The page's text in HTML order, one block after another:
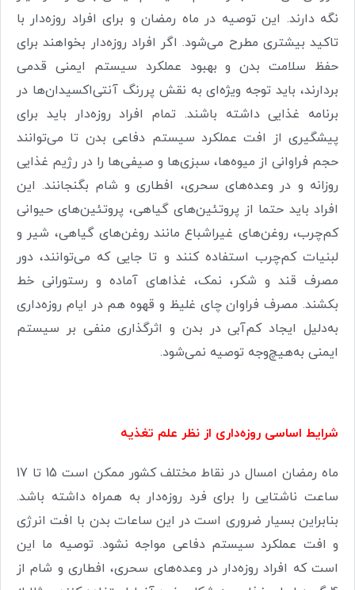
نگه دارند. این توصیه در ماه رمضان و برای افراد روزه‌دار با
تاکید بیشتری مطرح می‌شود. اگر افراد روزه‌دار بخواهند برای
حفظ سلامت بدن و بهبود عملکرد سیستم ایمنی قدمی
بردارند، باید توجه ویژه‌ای به نقش پررنگ آنتی‌اکسیدان‌ها در
برنامه غذایی داشته باشند. تمام افراد روزه‌دار باید برای
پیشگیری از افت عملکرد سیستم دفاعی بدن تا می‌توانند
حجم فراوانی از میوه‌ها، سبزی‌ها و صیفی‌ها را در رژیم غذایی
روزانه و در وعده‌های سحری، افطاری و شام بگنجانند. این
افراد باید حتما از پروتئین‌های گیاهی، پروتئین‌های حیوانی
کم‌چرب، روغن‌های غیراشباع مانند روغن‌های گیاهی، شیر و
لبنیات کم‌چرب استفاده کنند و تا جایی که می‌توانند، دور
مصرف قند و شکر، نمک، غذاهای آماده و رستورانی خط
بکشند. مصرف فراوان چای غلیظ و قهوه هم در ایام روزه‌داری
به‌دلیل ایجاد کم‌آبی در بدن و اثرگذاری منفی بر سیستم
ایمنی به‌هیچ‌وجه توصیه نمی‌شود.
شرایط اساسی روزه‌داری از نظر علم تغذیه
ماه رمضان امسال در نقاط مختلف کشور ممکن است 15 تا 17
ساعت ناشتایی را برای فرد روزه‌دار به همراه داشته باشد.
بنابراین بسیار ضروری است در این ساعات بدن با افت انرژی
و افت عملکرد سیستم دفاعی مواجه نشود. توصیه ما این
است که افراد روزه‌دار در وعده‌های سحری، افطاری و شام از